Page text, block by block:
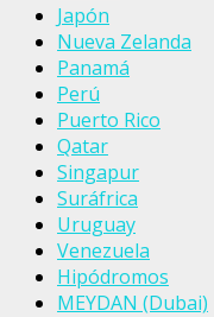
Japón
Nueva Zelanda
Panamá
Perú
Puerto Rico
Qatar
Singapur
Suráfrica
Uruguay
Venezuela
Hipódromos
MEYDAN (Dubai)